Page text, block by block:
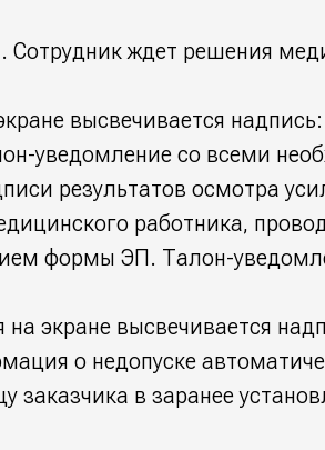
Сотрудник ждет решения
высвечивается
уведомление со всеми
результатов осмотра
работника,
формы ЭП. Талон-
экране высвечивается
о недопуске
заказчика в заранее